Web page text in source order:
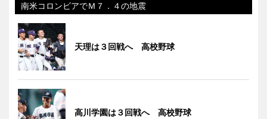
南米コロンビアでＭ７．４の地震
天理は３回戦へ 高校野球
高川学園は３回戦へ 高校野球